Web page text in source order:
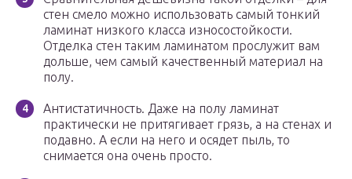
стен смело можно использовать самый тонкий
ламинат низкого класса износостойкости.
Отделка стен таким ламинатом прослужит вам
дольше, чем самый качественный материал на
полу.
Антистатичность. Даже на полу ламинат
практически не притягивает грязь, а на стенах и
подавно. А если на него и осядет пыль, то
снимается она очень просто.